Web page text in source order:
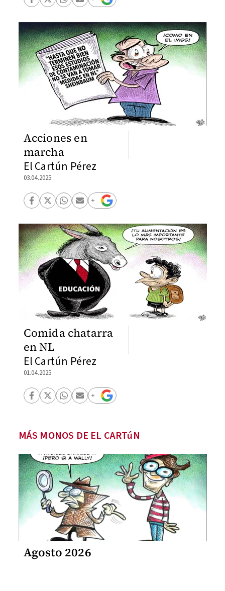
Acciones en
marcha
El Cartún Pérez
03.04.2025
Comida chatarra
en NL
El Cartún Pérez
01.04.2025
MÁS MONOS DE EL CARTúN
Agosto 2026